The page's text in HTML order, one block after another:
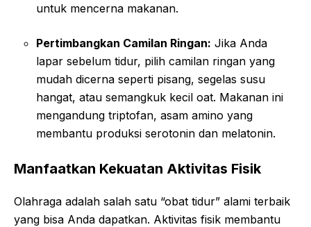
untuk mencerna makanan.
Pertimbangkan Camilan Ringan: Jika Anda
lapar sebelum tidur, pilih camilan ringan yang
mudah dicerna seperti pisang, segelas susu
hangat, atau semangkuk kecil oat. Makanan ini
mengandung triptofan, asam amino yang
membantu produksi serotonin dan melatonin.
Manfaatkan Kekuatan Aktivitas Fisik
Olahraga adalah salah satu “obat tidur” alami terbaik
yang bisa Anda dapatkan. Aktivitas fisik membantu